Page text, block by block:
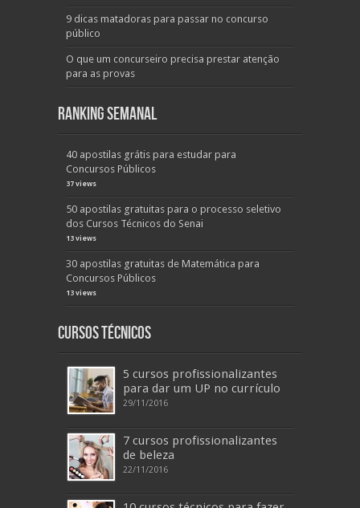
9 dicas matadoras para passar no concurso
público
O que um concurseiro precisa prestar atenção
para as provas
Ranking Semanal
40 apostilas grátis para estudar para
Concursos Públicos
37 views
50 apostilas gratuitas para o processo seletivo
dos Cursos Técnicos do Senai
13 views
30 apostilas gratuitas de Matemática para
Concursos Públicos
13 views
Cursos Técnicos
5 cursos profissionalizantes
para dar um UP no currículo
29/11/2016
7 cursos profissionalizantes
de beleza
22/11/2016